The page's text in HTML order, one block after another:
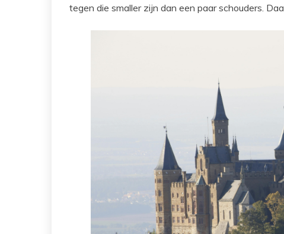
tegen die smaller zijn dan een paar schouders.